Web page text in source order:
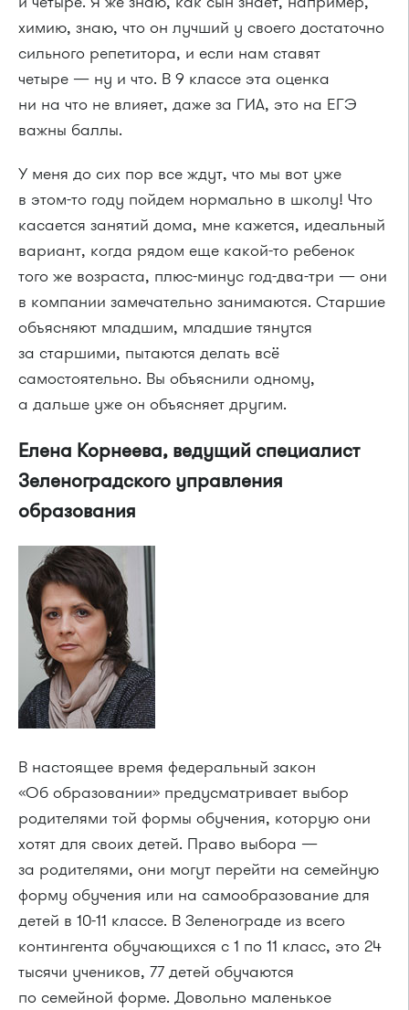
химию, знаю, что он лучший у своего достаточно
сильного репетитора, и если нам ставят
четыре — ну и что. В 9 классе эта оценка
ни на что не влияет, даже за ГИА, это на ЕГЭ
важны баллы.
У меня до сих пор все ждут, что мы вот уже
в этом-то году пойдем нормально в школу! Что
касается занятий дома, мне кажется, идеальный
вариант, когда рядом еще какой-то ребенок
того же возраста, плюс-минус год-два-три — они
в компании замечательно занимаются. Старшие
объясняют младшим, младшие тянутся
за старшими, пытаются делать всё
самостоятельно. Вы объяснили одному,
а дальше уже он объясняет другим.
Елена Корнеева, ведущий специалист
Зеленоградского управления
образования
В настоящее время федеральный закон
«Об образовании» предусматривает выбор
родителями той формы обучения, которую они
хотят для своих детей. Право выбора —
за родителями, они могут перейти на семейную
форму обучения или на самообразование для
детей в 10-11 классе. В Зеленограде из всего
контингента обучающихся с 1 по 11 класс, это 24
тысячи учеников, 77 детей обучаются
по семейной форме. Довольно маленькое